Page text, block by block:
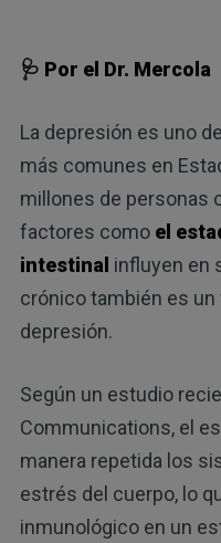
🩺 Por el Dr. Mercola
La depresión es uno
más comunes en
millones de personas
factores como el
intestinal influyen en
crónico también es
depresión.
Según un estudio
Communications, el
manera repetida los
estrés del cuerpo, lo
inmunológico en un